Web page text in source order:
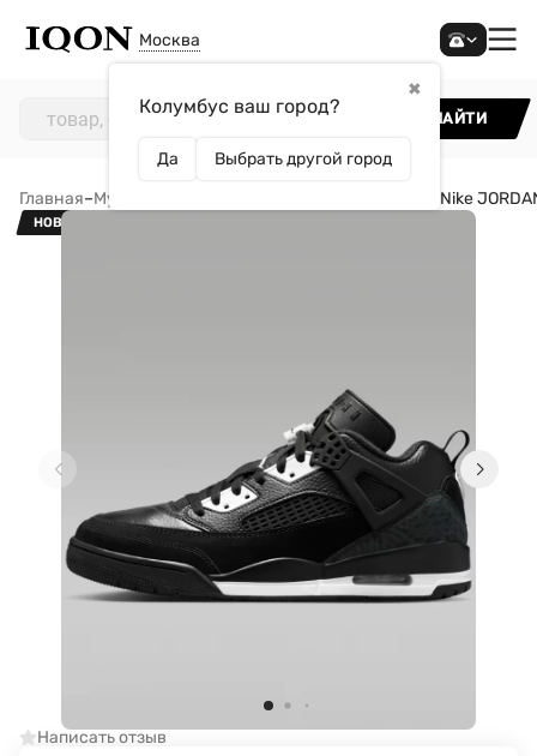
Москва
✖
Колумбус ваш город?
Да Выбрать другой город
НАЙТИ
Главная–Мужчинам Кроссовки Nike
НОВИНКА!
Написать отзыв